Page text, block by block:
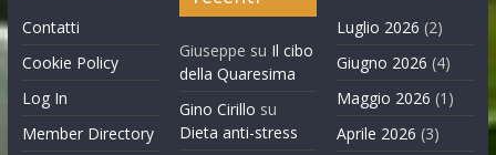
Contatti
Cookie Policy
Log In
Member Directory
Giuseppe su Il cibo
della Quaresima
Gino Cirillo su
Dieta anti-stress
Luglio 2026 (2)
Giugno 2026 (4)
Maggio 2026 (1)
Aprile 2026 (3)